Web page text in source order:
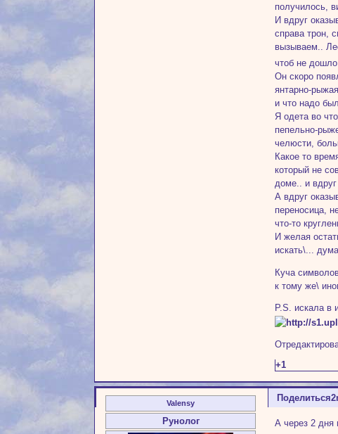
получилось,
И вдруг
справа трон,
вызываем..
чтоб не
Он скоро
янтарно-
и что надо
Я одета во
пепельно-
челюсти,
Какое то
который не
доме.. и
А вдруг
переносица,
что-то
И желая
искать\...
Куча
к тому же\
P.S. искала в
+1
Поделиться
Valensy
Рунолог А через 2 дня